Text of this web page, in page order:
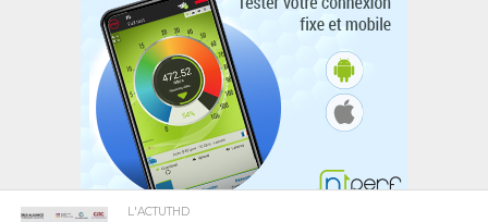
L'ACTUTHD